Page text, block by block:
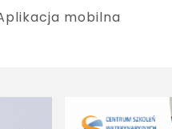
mobilna